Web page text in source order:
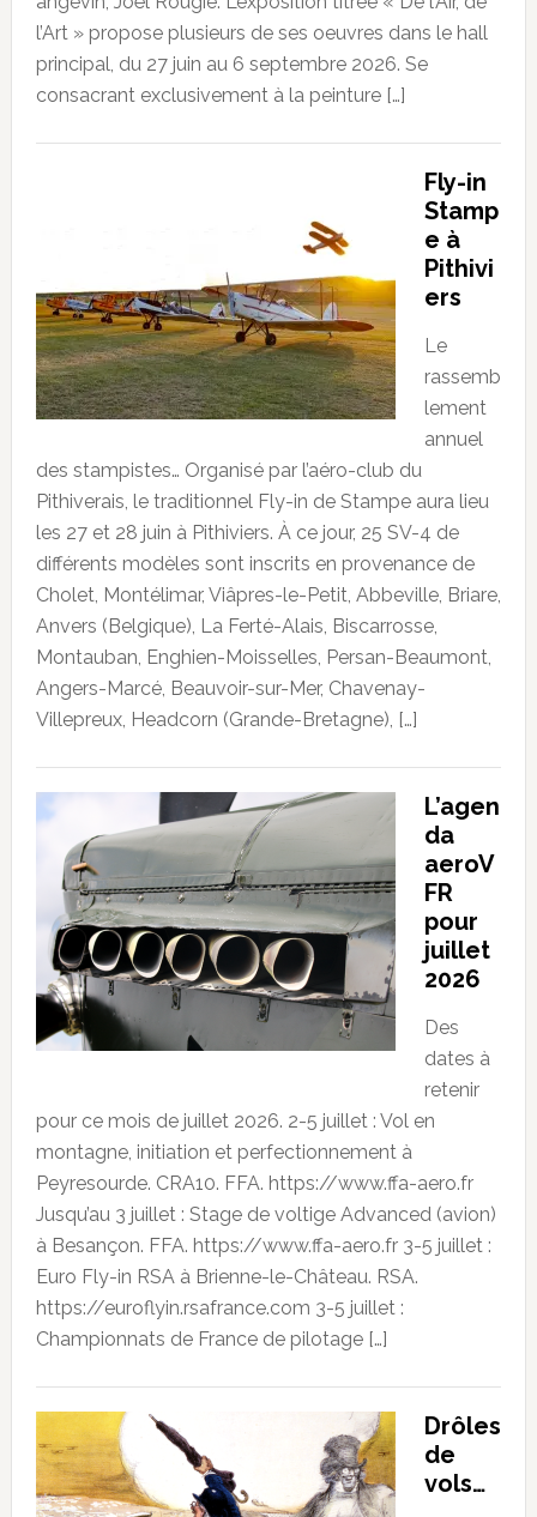
l’Art » propose plusieurs de ses oeuvres dans le hall
principal, du 27 juin au 6 septembre 2026. Se
consacrant exclusivement à la peinture […]
Fly-in
Stamp
e à
Pithivi
ers
Le
rassemb
lement
annuel
des stampistes… Organisé par l’aéro-club du
Pithiverais, le traditionnel Fly-in de Stampe aura lieu
les 27 et 28 juin à Pithiviers. À ce jour, 25 SV-4 de
différents modèles sont inscrits en provenance de
Cholet, Montélimar, Viâpres-le-Petit, Abbeville, Briare,
Anvers (Belgique), La Ferté-Alais, Biscarrosse,
Montauban, Enghien-Moisselles, Persan-Beaumont,
Angers-Marcé, Beauvoir-sur-Mer, Chavenay-
Villepreux, Headcorn (Grande-Bretagne), […]
L’agen
da
aeroV
FR
pour
juillet
2026
Des
dates à
retenir
pour ce mois de juillet 2026. 2-5 juillet : Vol en
montagne, initiation et perfectionnement à
Peyresourde. CRA10. FFA. https://www.ffa-aero.fr
Jusqu’au 3 juillet : Stage de voltige Advanced (avion)
à Besançon. FFA. https://www.ffa-aero.fr 3-5 juillet :
Euro Fly-in RSA à Brienne-le-Château. RSA.
https://euroflyin.rsafrance.com 3-5 juillet :
Championnats de France de pilotage […]
Drôles
de
vols…